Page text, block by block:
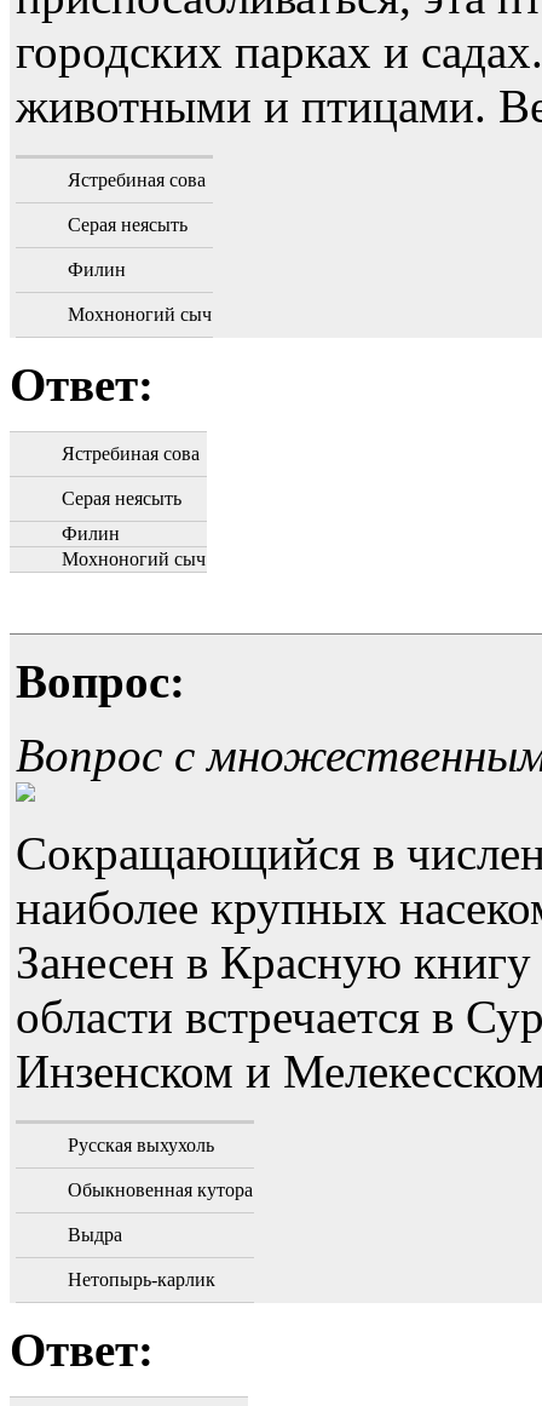
городских парках и
животными и птицами.
Ястребиная сова
Серая неясыть
Филин
Мохноногий сыч
Ответ:
Ястребиная сова
Серая неясыть
Филин
Мохноногий сыч
Вопрос:
Вопрос с
Сокращающийся в
наиболее крупных
Занесен в Красную
области встречается в
Инзенском и
Русская выхухоль
Обыкновенная кутора
Выдра
Нетопырь-карлик
Ответ: